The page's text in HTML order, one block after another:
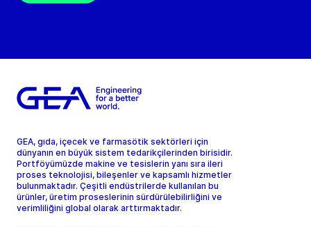
GEA, gıda, içecek ve farmasötik sektörleri için
dünyanın en büyük sistem tedarikçilerinden birisidir.
Portföyümüzde makine ve tesislerin yanı sıra ileri
proses teknolojisi, bileşenler ve kapsamlı hizmetler
bulunmaktadır. Çeşitli endüstrilerde kullanılan bu
ürünler, üretim proseslerinin sürdürülebilirliğini ve
verimliliğini global olarak arttırmaktadır.